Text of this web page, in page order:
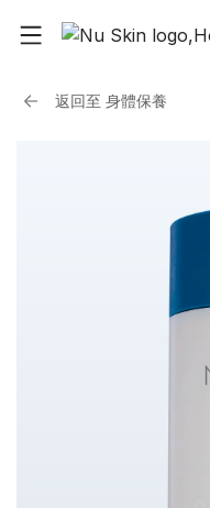
返回至 身體保養